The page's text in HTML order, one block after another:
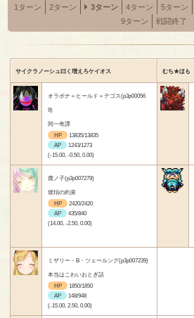
1ターン 2ターン 3ターン 4ターン 5ターン
9ターン
戦闘終了
サイクラノーシュ曰く増えろケイオス むち★ほも
オラボナ＝ヒールド＝テゴス(p3p00056
9)
同一奇譚
HP
13835/13835
AP
1243/1273
(-15.00, -0.50, 0.00)
鹿ノ子(p3p007279)
琥珀の約束
HP
2420/2420
AP
435/840
(14.00, -2.50, 0.00)
ミザリー・B・ツェールング(p3p007239)
本当はこわいおとぎ話
HP
1850/1850
AP
148/948
(-15.00, 2.50, 0.00)